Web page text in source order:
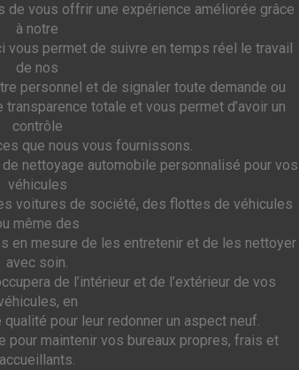
de vous offrir une expérience améliorée grâce
à notre
permet de suivre en temps réel le travail
de nos
personnel et de signaler toute demande ou
totale et vous permet d’avoir un
contrôle
que nous vous fournissons.
nettoyage automobile personnalisé pour vos
véhicules
voitures de société, des flottes de véhicules
même des
en mesure de les entretenir et de les nettoyer
avec soin.
de l’intérieur et de l’extérieur de vos
en
pour leur redonner un aspect neuf.
pour maintenir vos bureaux propres, frais et
accueillants.